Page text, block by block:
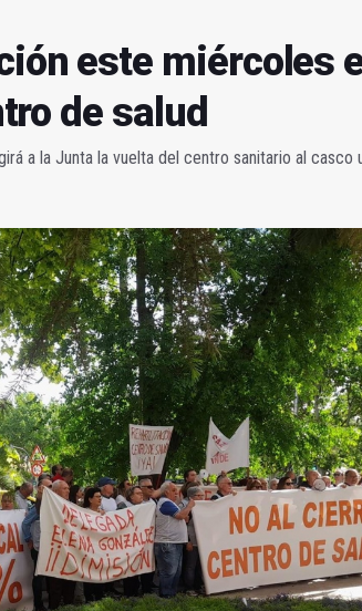
este miércoles
de salud
a la Junta la vuelta del centro sanitario al casco